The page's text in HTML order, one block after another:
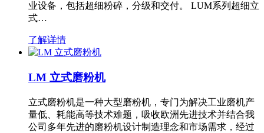
业设备，包括超细粉碎，分级和交付。 LUM系列超细立
式…
了解详情
LM 立式磨粉机
立式磨粉机是一种大型磨粉机，专门为解决工业磨机产
量低、耗能高等技术难题，吸收欧洲先进技术并结合我
公司多年先进的磨粉机设计制造理念和市场需求，经过